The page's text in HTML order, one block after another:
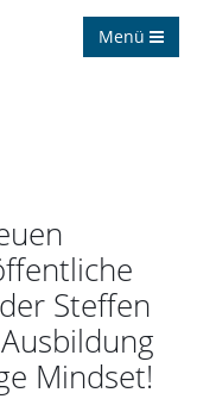
Menü
Steffen
Mindset!